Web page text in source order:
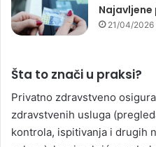
21/04/2026
Šta to znači u praksi?
Privatno zdravstveno
zdravstvenih usluga
kontrola, ispitivanja i drugih